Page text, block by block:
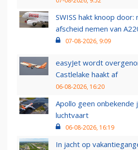
SWISS hakt knoop
afscheid nemen van
07-08-2026, 9:09
easyJet wordt
Castlelake haakt af
06-08-2026, 16:20
Apollo geen onbekende
luchtvaart
06-08-2026, 16:19
In jacht op